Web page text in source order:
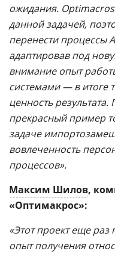
ожидания. Optimacros
данной задачей,
перенести процессы
адаптировав под
внимание опыт
системами — в итоге
ценность
прекрасный пример
задаче
вовлеченность
процессов».
Максим Шилов,
«Оптимакрос»:
«Этот проект еще раз
опыт получения